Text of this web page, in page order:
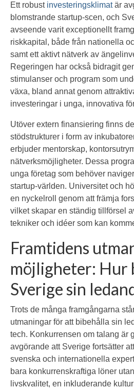
Ett robust investeringsklimatär
blomstrande startup-scen, och
avseende varit exceptionellt
riskkapital, både från nationella
samt ett aktivt nätverk av
Regeringen har också bidragit
stimulanser och program som
växa, bland annat genom
investeringar i unga, innovativa
Utöver extern finansiering finns
stödstrukturer i form av
erbjuder mentorskap,
nätverksmöjligheter. Dessa
unga företag som behöver
startup-världen. Universitet och
en nyckelroll genom att främja
vilket skapar en ständig tillförsel
tekniker och idéer som kan
Framtidens
möjligheter: Hur
Sverige sin
Trots de många framgångarna
utmaningar för att bibehålla sin
tech. Konkurrensen om talang är
avgörande att Sverige fortsätter
svenska och internationella
bara konkurrenskraftiga löner
livskvalitet, en inkluderande